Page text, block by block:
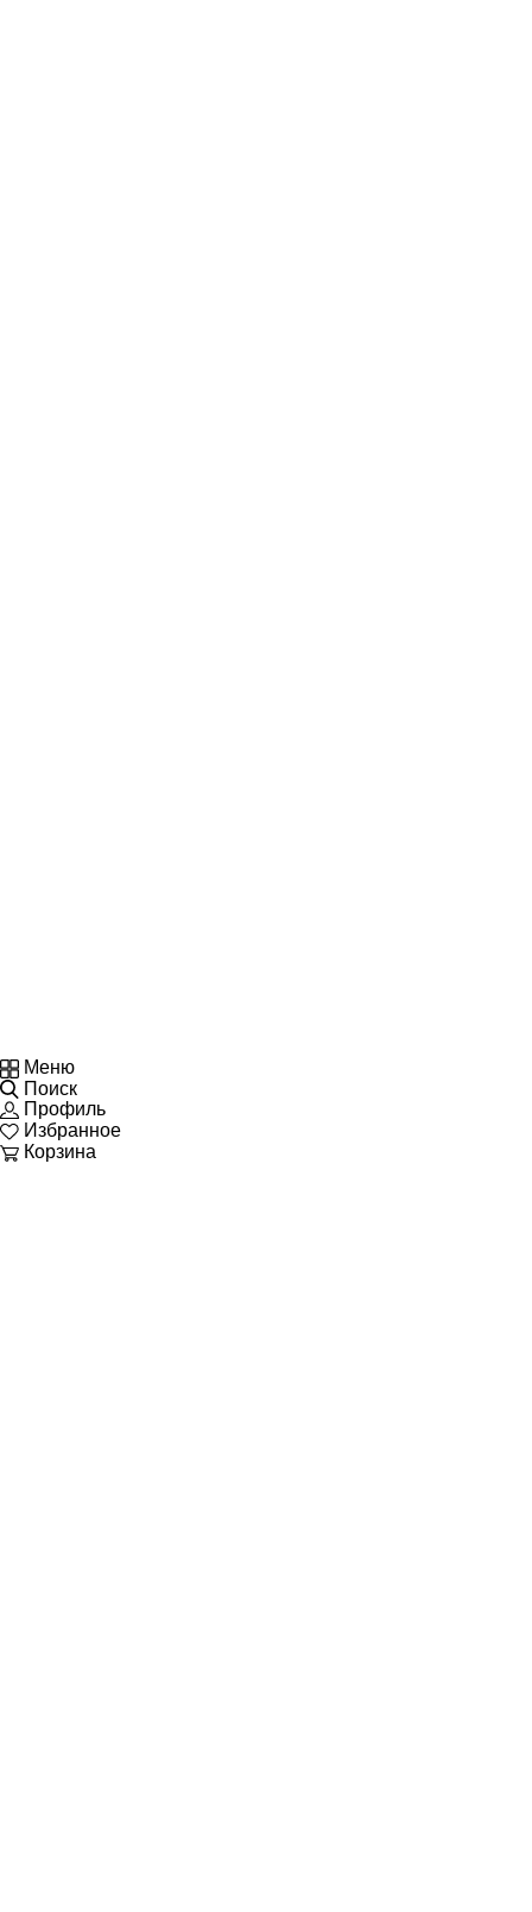
Меню
Поиск
Профиль
Избранное
Корзина